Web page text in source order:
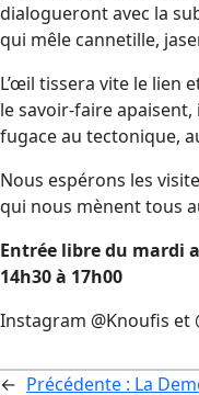
dialogueront avec la
qui mêle cannetille,
L’œil tissera vite le lien
le savoir-faire
fugace au tectonique,
Nous espérons les
qui nous mènent tous
Entrée libre du mardi
14h30 à 17h00
Instagram @Knoufis et
← Précédente : La